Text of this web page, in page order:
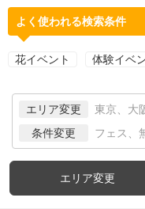
よく使われる検索条件
花イベント 体験イベ
エリア変更 東京、大
条件変更 フェス、
エリア変更